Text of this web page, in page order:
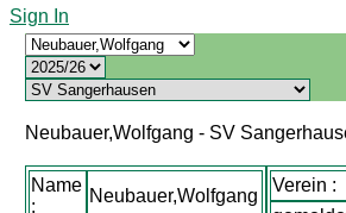
Sign In
Neubauer,Wolfgang - SV
Name
:
Neubauer,Wolfgang
Verein :